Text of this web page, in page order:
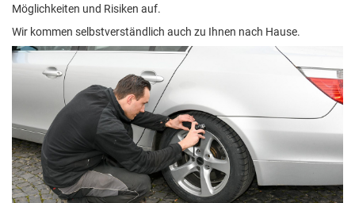
Möglichkeiten und Risiken auf.
Wir kommen selbstverständlich auch zu Ihnen nach Hause.